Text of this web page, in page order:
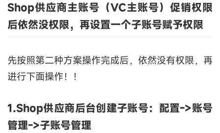
Shop供应商主账号（VC主账号）促销权限
后依然没权限，再设置一个子账号赋予权限
先按照第二种方案操作完成后，依然没有权限，再
进行下面操作！！
1.Shop供应商后台创建子账号：配置->账号
管理->子账号管理